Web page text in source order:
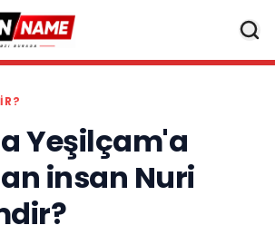
Yeşilçam'a
insan Nuri